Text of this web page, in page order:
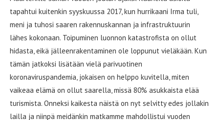
tapahtui kuitenkin syyskuussa 2017, kun hurrikaani Irma tuli,
meni ja tuhosi saaren rakennuskannan ja infrastruktuurin
lähes kokonaan. Toipuminen luonnon katastrofista on ollut
hidasta, eikä jälleenrakentaminen ole loppunut vieläkään. Kun
tämän jatkoksi lisätään vielä parivuotinen
koronaviruspandemia, jokaisen on helppo kuvitella, miten
vaikeaa elämä on ollut saarella, missä 80% asukkaista elää
turismista. Onneksi kaikesta näistä on nyt selvitty edes jollakin
lailla ja niinpä meidänkin matkamme mahdollistui vuoden